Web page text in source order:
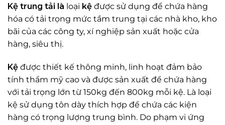
Kệ trung tải là loại kệ được sử dụng để chứa hàng
hóa có tải trọng mức tầm trung tại các nhà kho, kho
bãi của các công ty, xí nghiệp sản xuất hoặc cửa
hàng, siêu thị.
Kệ được thiết kế thông minh, linh hoạt đảm bảo
tính thẩm mỹ cao và được sản xuất để chứa hàng
với tải trọng lớn từ 150kg đến 800kg mỗi kệ. Là loại
kệ sử dụng tôn dày thích hợp để chứa các kiện
hàng có trọng lượng trung bình. Do phạm vi ứng